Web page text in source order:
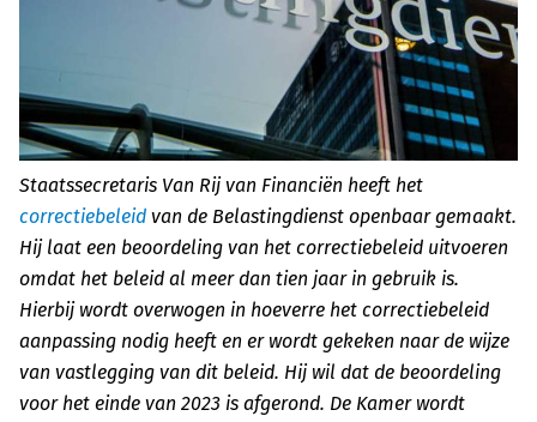
Staatssecretaris Van Rij van Financiën heeft het
correctiebeleid van de Belastingdienst openbaar gemaakt.
Hij laat een beoordeling van het correctiebeleid uitvoeren
omdat het beleid al meer dan tien jaar in gebruik is.
Hierbij wordt overwogen in hoeverre het correctiebeleid
aanpassing nodig heeft en er wordt gekeken naar de wijze
van vastlegging van dit beleid. Hij wil dat de beoordeling
voor het einde van 2023 is afgerond. De Kamer wordt